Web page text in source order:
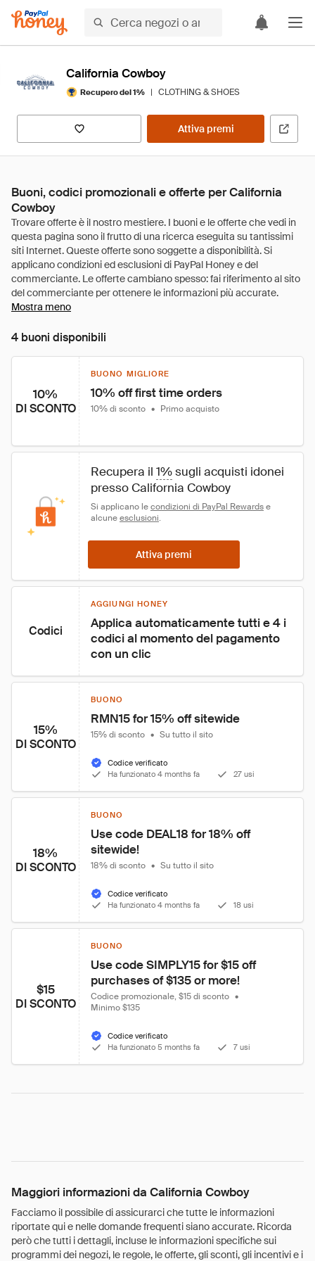
California Cowboy
Recupero del 1% | CLOTHING & SHOES
Attiva premi
Buoni, codici promozionali e offerte per California
Cowboy
Mostra meno
4 buoni disponibili
10%
DI SCONTO
BUONO MIGLIORE
10% off first time orders
10% di sconto • Primo acquisto
Recupera il 1% sugli acquisti idonei
presso California Cowboy
Si applicano le condizioni di PayPal Rewards e
alcune esclusioni.
Attiva premi
Codici
AGGIUNGI HONEY
Applica automaticamente tutti e 4 i
codici al momento del pagamento
con un clic
15%
DI SCONTO
BUONO
RMN15 for 15% off sitewide
15% di sconto • Su tutto il sito
Codice verificato
Ha funzionato 4 months fa
27 usi
18%
DI SCONTO
BUONO
Use code DEAL18 for 18% off
sitewide!
18% di sconto • Su tutto il sito
Codice verificato
Ha funzionato 4 months fa
18 usi
$15
DI SCONTO
BUONO
Use code SIMPLY15 for $15 off
purchases of $135 or more!
Codice promozionale, $15 di sconto •
Minimo $135
Codice verificato
Ha funzionato 5 months fa
7 usi
Maggiori informazioni da California Cowboy
Facciamo il possibile di assicurarci che tutte le informazioni
riportate qui e nelle domande frequenti siano accurate. Ricorda
però che tutti i dettagli, incluse le informazioni specifiche sui
programmi dei negozi, le regole, le offerte, gli sconti, gli incentivi e i